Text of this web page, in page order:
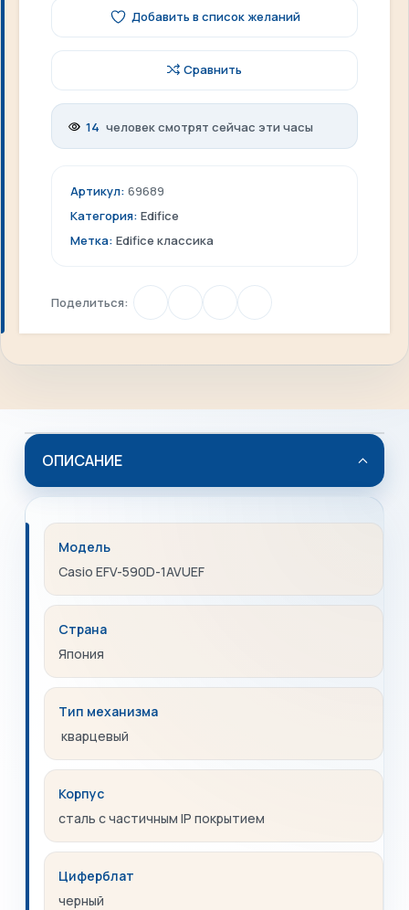
Добавить в список желаний
Сравнить
14 человек смотрят сейчас эти часы
Артикул: 69689
Категория: Edifice
Метка: Edifice классика
Поделиться:
ОПИСАНИЕ
Модель
Casio EFV-590D-1AVUEF
Страна
Япония
Тип механизма
кварцевый
Корпус
сталь с частичным IP покрытием
Циферблат
черный